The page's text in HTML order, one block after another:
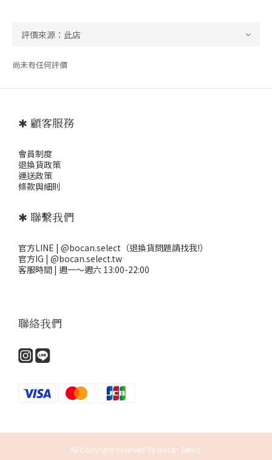
尚未有任何評價
✱ 顧客服務
會員制度
退換貨政策
運送政策
條款與細則
✱ 聯繫我們
官方LINE | @bocan.select（退換貨問題請找我!）
官方IG | @bocan.select.tw
客服時間 | 週一～週六 13:00-22:00
聯絡我們
All Copyright Reserved By Bocan Select.